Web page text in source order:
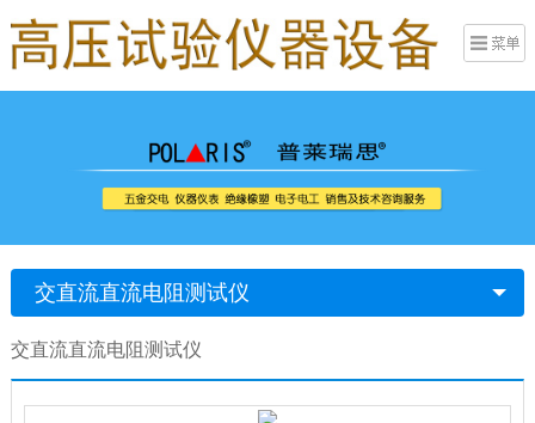
交直流直流电阻测试仪
交直流直流电阻测试仪